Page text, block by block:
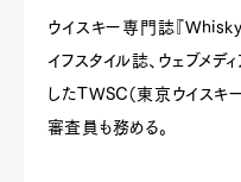
Product
ウイスキー専門誌『
イフスタイル誌、ウェブメ
したTWSC（東京ウイスキ
審査員も務める。